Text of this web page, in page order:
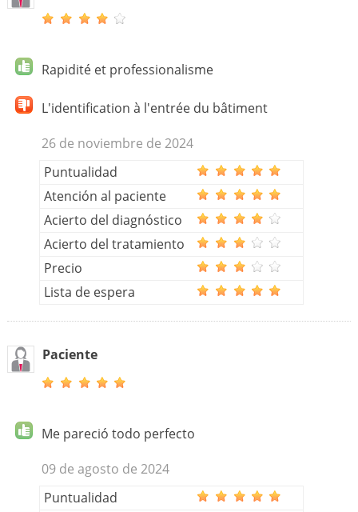
Rapidité et professionalisme
L'identification à l'entrée du bâtiment
26 de noviembre de 2024
Puntualidad
Atención al paciente
Acierto del diagnóstico
Acierto del tratamiento
Precio
Lista de espera
Paciente
Me pareció todo perfecto
09 de agosto de 2024
Puntualidad